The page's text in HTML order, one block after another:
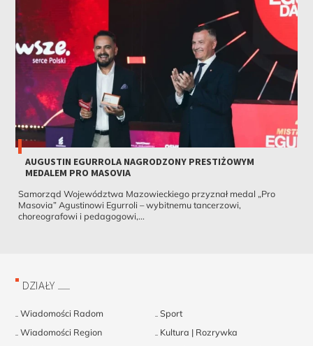
AUGUSTIN EGURROLA NAGRODZONY PRESTIŻOWYM
MEDALEM PRO MASOVIA
Samorząd Województwa Mazowieckiego przyznał medal „Pro
Masovia” Agustinowi Egurroli – wybitnemu tancerzowi,
choreografowi i pedagogowi,...
DZIAŁY
Wiadomości Radom
Sport
Wiadomości Region
Kultura | Rozrywka